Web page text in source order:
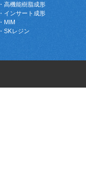
・高機能樹脂成形
・インサート成形
・MIM
・SKレジン